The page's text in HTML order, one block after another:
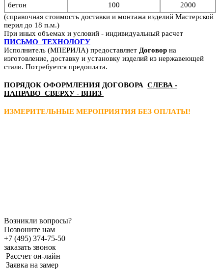
бетон
100
2000
(справочная стоимость доставки и монтажа изделий Мастерской
перил до 18 п.м.)
При иных объемах и условий - индивидуальный расчет
ПИСЬМО ТЕХНОЛОГУ
Исполнитель (МПЕРИЛА) предоставляет Договор на
изготовление, доставку и установку изделий из нержавеющей
стали. Потребуется предоплата.
ПОРЯДОК ОФОРМЛЕНИЯ ДОГОВОРА СЛЕВА -
НАПРАВО СВЕРХУ - ВНИЗ
ИЗМЕРИТЕЛЬНЫЕ МЕРОПРИЯТИЯ БЕЗ ОПЛАТЫ!
Возникли вопросы?
Позвоните нам
+7 (495) 374-75-50
заказать звонок
Рассчет он-лайн
Заявка на замер